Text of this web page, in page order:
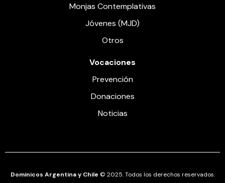
Monjas Contemplativas
Jóvenes (MJD)
Otros
Vocaciones
Prevención
Donaciones
Noticias
Dominicos Argentina y Chile © 2025. Todos los derechos reservados.